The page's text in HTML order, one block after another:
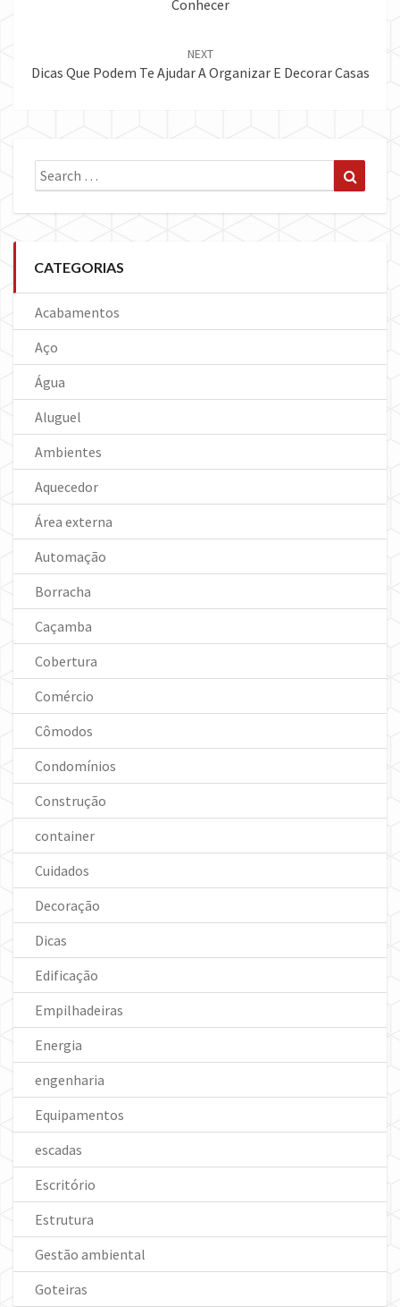
Conhecer
NEXT
Dicas Que Podem Te Ajudar A Organizar E Decorar Casas
Search
for:
CATEGORIAS
Acabamentos
Aço
Água
Aluguel
Ambientes
Aquecedor
Área externa
Automação
Borracha
Caçamba
Cobertura
Comércio
Cômodos
Condomínios
Construção
container
Cuidados
Decoração
Dicas
Edificação
Empilhadeiras
Energia
engenharia
Equipamentos
escadas
Escritório
Estrutura
Gestão ambiental
Goteiras